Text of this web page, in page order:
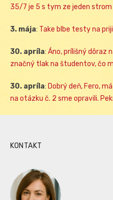
35/7 je 5 s tym ze jeden
3. mája: Take blbe testy na
30. apríla: Áno, prílišný dôraz
značný tlak na študentov, čo
30. apríla: Dobrý deň, Fero,
na otázku č. 2 sme opravili.
KONTAKT